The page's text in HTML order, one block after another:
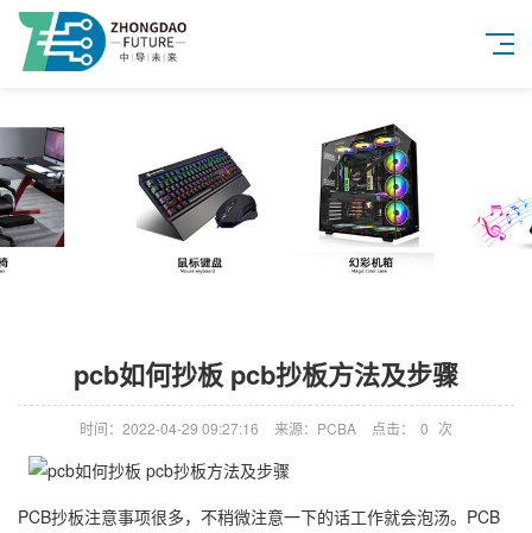
pcb如何抄板 pcb抄板方法及步骤
时间：2022-04-29 09:27:16 来源：PCBA 点击： 0 次
PCB抄板注意事项很多，不稍微注意一下的话工作就会泡汤。PCB